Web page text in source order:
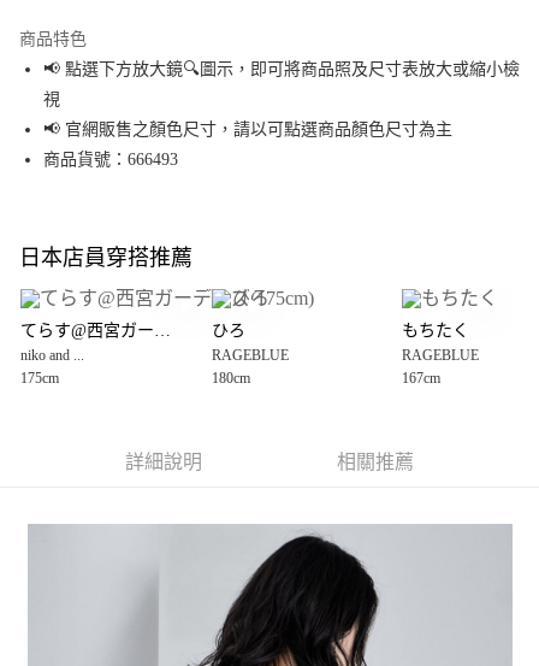
Apple Pay
街口支付
悠遊付
全盈+PAY
大哥付你分期
【大哥付你分期使用說明】
1.本服務由台灣大哥大提供，台灣大哥大用戶可立即使用無須另外申請。
2.付款方式選擇「大哥付你分期」，訂單成立後會自動跳轉到大哥付的交易
3.實際核准額度、可分期數及費用金額請依後續交易確認頁面所載為準。
4.訂單成立30分鐘內，如未前往確認交易或遇審核未通過，訂單將自動取
1.分期款項不併入電信帳單，「大哥付你分期」於每月結算日後寄送繳費提
2.透過簡訊連結打開帳單後，可選擇「超商條碼／台灣大直營門市／銀行轉
帳／街口支付／iPASS MONEY」等通路繳費。
AFTEE先享後付
３．安心：先確認商品／服務後，再付款。
１．於結帳方式選擇「AFTEE先享後付」後，將跳轉至「AFTEE先享後付」
結帳頁面，進行簡訊認證並確認金額後，即可完成結帳。
２．訂單成立數日內，您將收到繳費通知簡訊。
３．收到繳費通知簡訊後14天內，點擊此簡訊中的連結，可透過四大超商／
每筆NT$80，滿NT$888(含以上)免運費
每筆NT$80，滿NT$888(含以上)免運費
商品特色
📢 點選下方放大鏡🔍圖示，即可將商品照及尺寸表放大或縮小檢
視
📢 官網販售之顏色尺寸，請以可點選商品顏色尺寸為主
商品貨號：666493
日本店員穿搭推薦
てらす@西宮ガーデンズ(175cm)
niko and ...
175cm
ひろ
RAGEBLUE
180cm
もちたく
RAGEBLUE
167cm
詳細說明 相關推薦